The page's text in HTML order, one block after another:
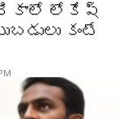
లోకేష్
కంటే